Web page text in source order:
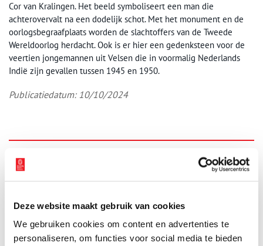
Deze website maakt gebruik van cookies
We gebruiken cookies om content en advertenties te
personaliseren, om functies voor social media te bieden
Cor van Kralingen. Het beeld symboliseert een man die
achterovervalt na een dodelijk schot. Met het monument en de
oorlogsbegraafplaats worden de slachtoffers van de Tweede
Wereldoorlog herdacht. Ook is er hier een gedenksteen voor de
veertien jongemannen uit Velsen die in voormalig Nederlands
Indië zijn gevallen tussen 1945 en 1950.
Publicatiedatum: 10/10/2024
Aanvullingen